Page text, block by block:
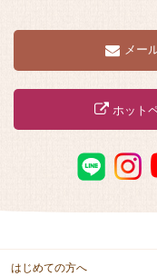
メー
ホット
はじめての方へ